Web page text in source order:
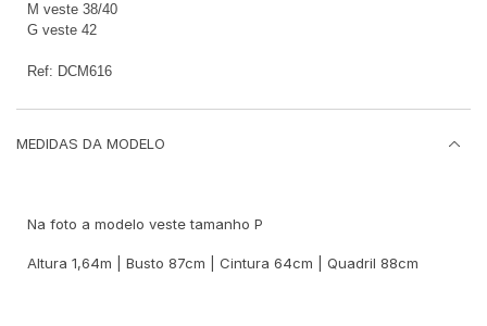
M veste 38/40
G veste 42
Ref: DCM616
MEDIDAS DA MODELO
Na foto a modelo veste tamanho P
Altura 1,64m | Busto 87cm | Cintura 64cm | Quadril 88cm